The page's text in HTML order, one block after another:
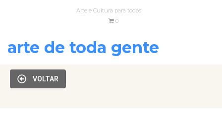
Arte e Cultura para todos
0
arte de toda gente
VOLTAR